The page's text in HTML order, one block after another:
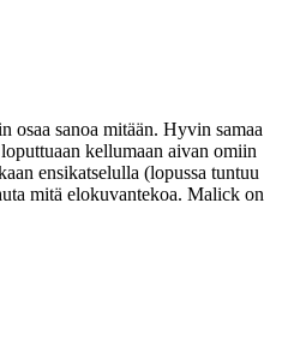
osaa sanoa mitään. Hyvin samaa
kellumaan aivan omiin
ensikatselulla (lopussa tuntuu
mitä elokuvantekoa. Malick on